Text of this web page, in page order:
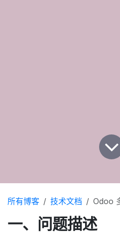
所有博客 技术文档 Odoo
一、问题描述